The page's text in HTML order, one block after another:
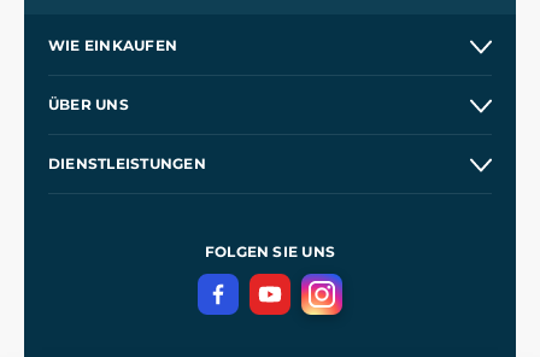
WIE EINKAUFEN
Großhandel
ÜBER UNS
DIENSTLEISTUNGEN
GeschäftsbedingungenFOLGEN SIE UNS